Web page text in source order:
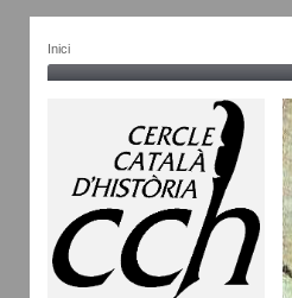
Inici